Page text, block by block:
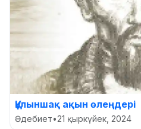
Құлыншақ ақын өлеңдері
Әдебиет•21 қыркүйек, 2024